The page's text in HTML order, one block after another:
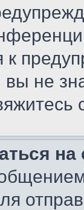
к
не